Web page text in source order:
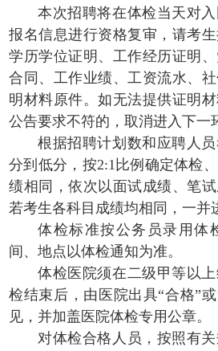
本次招聘将在体检当天对
报名信息进行资格复审，请考
学历学位证明、工作经历证明
合同、工作业绩、工资流水、
明材料原件。如无法提供证明
公告要求不符的，取消进入下一
根据招聘计划数和应聘人
分到低分，按2:1比例确定体检
绩相同，依次以面试成绩、笔试
若考生各科目成绩均相同，一并
体检标准按公务员录用体
间、地点以体检通知为准。
体检医院须在二级甲等以
检结束后，由医院出具“合格”
见，并加盖医院体检专用公章。
对体检合格人员，按照有